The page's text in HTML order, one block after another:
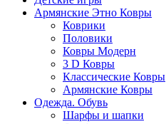
Армянские Этно Ковры
Коврики
Половики
Ковры Модерн
3 D Ковры
Классические Ковры
Армянские Ковры
Одежда. Обувь
Шарфы и шапки